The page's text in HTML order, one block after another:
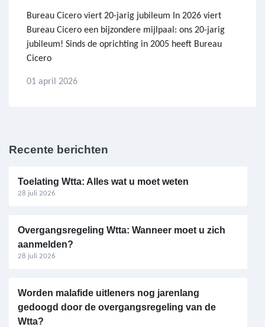
Bureau Cicero viert 20-jarig jubileum In 2026 viert
Bureau Cicero een bijzondere mijlpaal: ons 20-jarig
jubileum! Sinds de oprichting in 2005 heeft Bureau
Cicero
01 april 2026
Recente berichten
Toelating Wtta: Alles wat u moet weten
28 juli 2026
Overgangsregeling Wtta: Wanneer moet u zich
aanmelden?
28 juli 2026
Worden malafide uitleners nog jarenlang
gedoogd door de overgangsregeling van de
Wtta?